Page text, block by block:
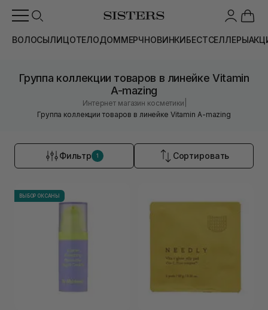
ВОЛОСЫЛИЦОТЕЛОДОММЕРЧНОВИНКИБЕСТСЕЛЛЕРЫ
Группа коллекции товаров в линейке Vitamin
A-mazing
Интернет магазин косметики
Группа коллекции товаров в линейке Vitamin A-mazing
Фильтр 1 Сортировать
ВЫБОР ОКСАНЫ